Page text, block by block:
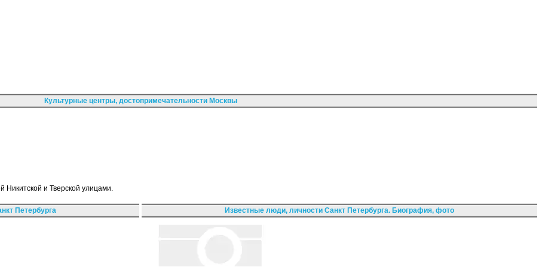
Культурные центры, достопримечательности Москвы
Никитской и Тверской улицами.
Петербурга Известные люди, личности Санкт Петербурга. Биография, фото